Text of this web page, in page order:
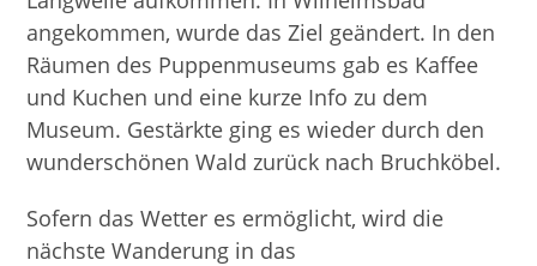
angekommen, wurde das Ziel geändert. In den
Räumen des Puppenmuseums gab es Kaffee
und Kuchen und eine kurze Info zu dem
Museum. Gestärkte ging es wieder durch den
wunderschönen Wald zurück nach Bruchköbel.
Sofern das Wetter es ermöglicht, wird die
nächste Wanderung in das